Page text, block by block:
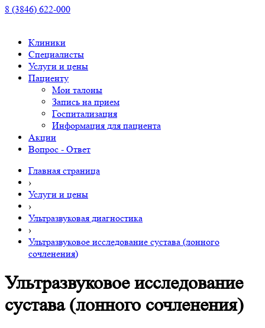
8 (3846) 622-000
Клиники
Специалисты
Услуги и цены
Пациенту
Мои талоны
Запись на прием
Госпитализация
Информация для пациента
Акции
Вопрос - Ответ
Главная страница
›
Услуги и цены
›
Ультразвуковая диагностика
›
Ультразвуковое исследование сустава (лонного
сочленения)
Ультразвуковое исследование
сустава (лонного сочленения)